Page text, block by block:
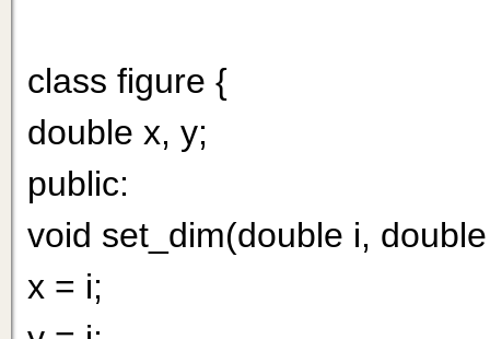
class figure {
double х, у;
public:
void set_dim(double i,
x = i;